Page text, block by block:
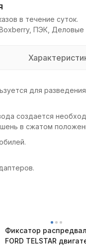
в течение суток.
ПЭК, Деловые
для
создается
в сжатом
Фиксатор
FORD TELSTAR